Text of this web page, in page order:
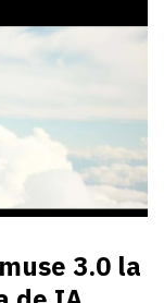
3.0 la